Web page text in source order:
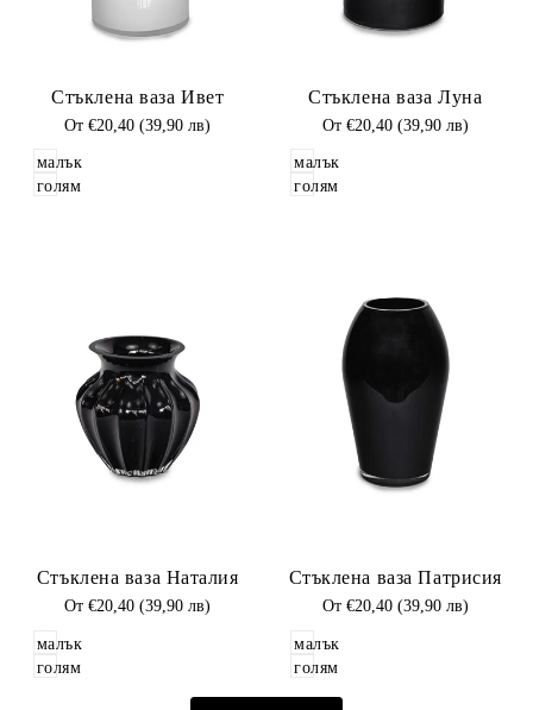
Любими
Стъклена ваза Ивет
Промоционална
От€20,40 (39,90 лв)
малък
голям
Любими
Стъклена ваза Луна
Промоционална
От €20,40 (39,90 лв)
малък
голям
в
Любими
Стъклена ваза Наталия
Промоционална
От€20,40 (39,90 лв)
малък
голям
в
Любими
Стъклена ваза Патрисия
Промоционална
От €20,40 (39,90 лв)
малък
голям